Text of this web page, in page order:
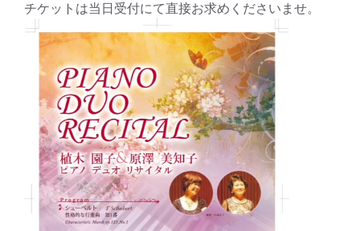
チケットは当日受付にて直接お求めくださいませ。